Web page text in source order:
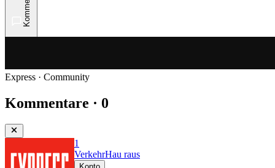
Express · Community
Kommentare · 0
1
VerkehrHau raus